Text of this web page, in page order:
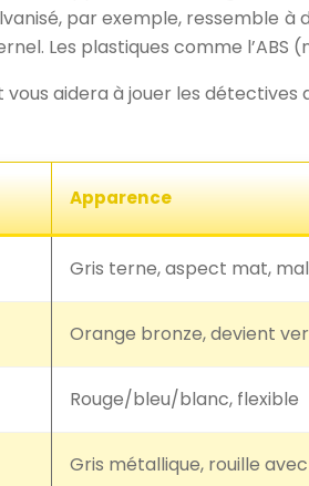
par exemple, ressemble
Les plastiques comme
vous aidera à jouer les
Apparence
Gris terne, aspect mat,
Orange bronze, devient
Rouge/bleu/blanc, flexible
Gris métallique, rouille avec